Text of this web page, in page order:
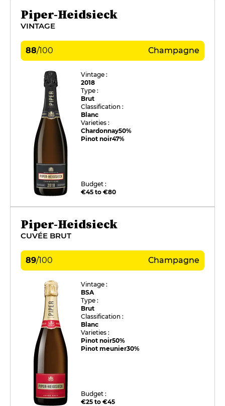
Piper-Heidsieck
VINTAGE
88/100 Champagne
Vintage :
2018
Type :
Brut
Classification :
Blanc
Varieties :
Chardonnay50%
Pinot noir47%
Budget :
€45 to €80
Piper-Heidsieck
CUVÉE BRUT
89/100 Champagne
Vintage :
BSA
Type :
Brut
Classification :
Blanc
Varieties :
Pinot noir50%
Pinot meunier30%
Budget :
€25 to €45